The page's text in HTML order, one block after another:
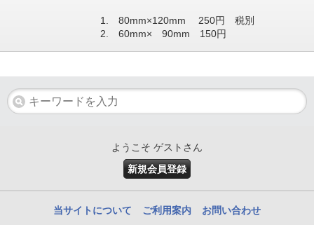
1. 80mm×120mm 250円 税別
2. 60mm× 90mm 150円
ようこそ ゲストさん
新規会員登録
当サイトについて ご利用案内 お問い合わせ